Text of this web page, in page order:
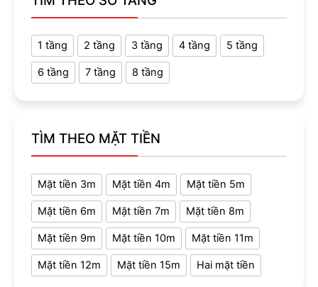
1 tầng 2 tầng 3 tầng 4 tầng 5 tầng
6 tầng 7 tầng 8 tầng
TÌM THEO MẶT TIỀN
Mặt tiền 3m Mặt tiền 4m Mặt tiền 5m
Mặt tiền 6m Mặt tiền 7m Mặt tiền 8m
Mặt tiền 9m Mặt tiền 10m Mặt tiền 11m
Mặt tiền 12m Mặt tiền 15m Hai mặt tiền